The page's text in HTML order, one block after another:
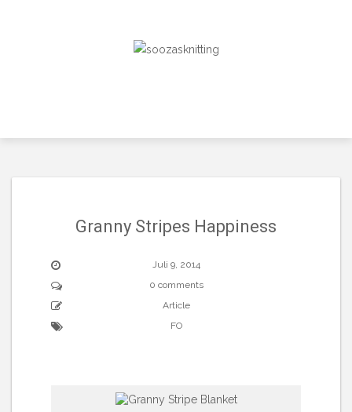
Granny Stripes Happiness
Juli 9, 2014
0 comments
Article
FO